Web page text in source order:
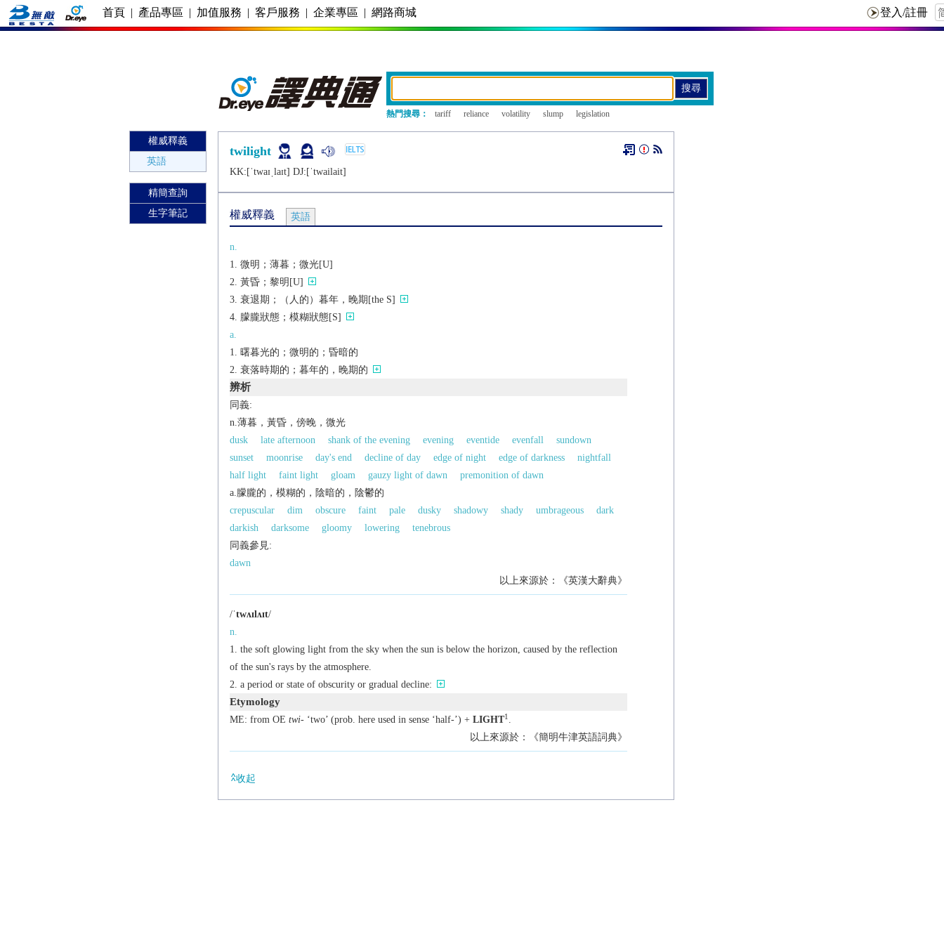
首頁 | 產品專區 | 加值服務 | 客戶服務 | 企業專區 | 網路商城
熱門搜尋： tariff reliance volatility slump legislation
權威釋義
英語
精簡查詢
生字筆記
twilight
KK:[ˈtwaɪˌlaɪt] DJ:[ˈtwailait]
權威釋義 英語
n.
微明；薄暮；微光[U]
黃昏；黎明[U]
衰退期；（人的）暮年，晚期[the S]
朦朧狀態；模糊狀態[S]
a.
曙暮光的；微明的；昏暗的
衰落時期的；暮年的，晚期的
辨析
同義:
n.薄暮，黃昏，傍晚，微光
dusk
late afternoon shank of the evening evening eventide evenfall
sundown
sunset
moonrise day's end decline of day edge of night edge of darkness
nightfall
half light
faint light gloam gauzy light of dawn
premonition of dawn
a.朦朧的，模糊的，陰暗的，陰鬱的
crepuscular
dim obscure faint pale dusky shadowy shady umbrageous
dark
darkish
darksome gloomy lowering
tenebrous
同義參見:
dawn
以上來源於：《英漢大辭典》
/ˈtwʌɪlʌɪt/
n.
the soft glowing light from the sky when the sun is below the horizon, caused by the reflection
of the sun's rays by the atmosphere.
a period or state of obscurity or gradual decline:
Etymology
ME: from OE twi-‘two’ (prob. here used in sense ‘half-’) + LIGHT1
以上來源於：《簡明牛津英語詞典》
收起